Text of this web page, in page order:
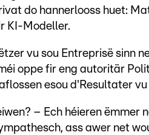
do hannerlooss huet:
KI-Modeller.
vu sou Entreprisë sinn
oppe fir eng autoritär
esou d'Resultater
– Ech héieren ëmmer
ass awer net